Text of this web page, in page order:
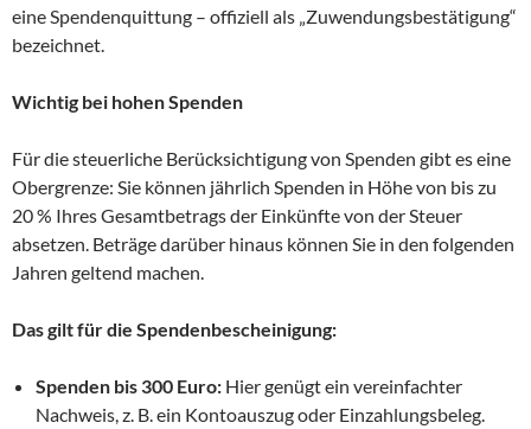
eine Spendenquittung – offiziell als „Zuwendungsbestätigung“
bezeichnet.
Wichtig bei hohen Spenden
Für die steuerliche Berücksichtigung von Spenden gibt es eine
Obergrenze: Sie können jährlich Spenden in Höhe von bis zu
20 % Ihres Gesamtbetrags der Einkünfte von der Steuer
absetzen. Beträge darüber hinaus können Sie in den folgenden
Jahren geltend machen.
Das gilt für die Spendenbescheinigung:
Spenden bis 300 Euro: Hier genügt ein vereinfachter
Nachweis, z. B. ein Kontoauszug oder Einzahlungsbeleg.